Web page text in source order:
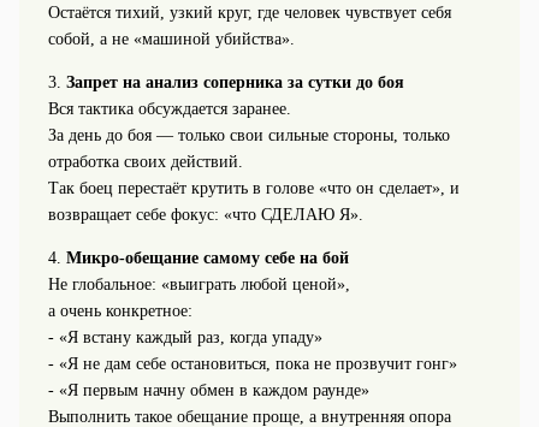
Остаётся тихий, узкий круг, где человек чувствует себя
собой, а не «машиной убийства».
3. Запрет на анализ соперника за сутки до боя
Вся тактика обсуждается заранее.
За день до боя — только свои сильные стороны, только
отработка своих действий.
Так боец перестаёт крутить в голове «что он сделает», и
возвращает себе фокус: «что СДЕЛАЮ Я».
4. Микро-обещание самому себе на бой
Не глобальное: «выиграть любой ценой»,
а очень конкретное:
- «Я встану каждый раз, когда упаду»
- «Я не дам себе остановиться, пока не прозвучит гонг»
- «Я первым начну обмен в каждом раунде»
Выполнить такое обещание проще, а внутренняя опора